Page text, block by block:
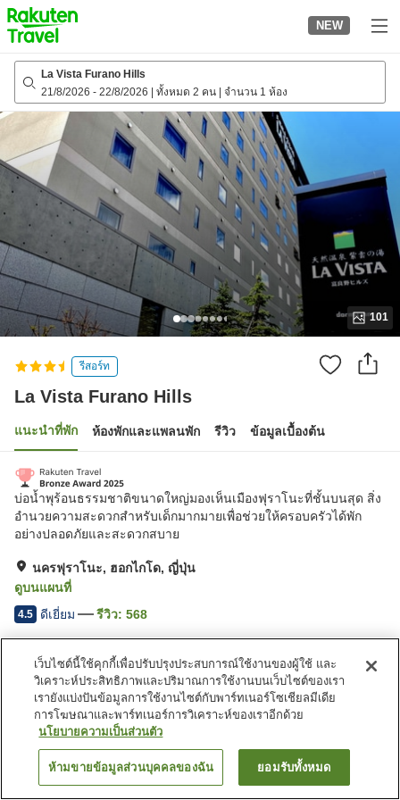
to
top
page
NEW
La Vista Furano Hills
21/8/2026 - 22/8/2026 ทั้งหมด 2 คน จำนวน 1 ห้อง
101
รีสอร์ท
La Vista Furano Hills
แนะนำที่พัก ห้องพักและแพลนพัก รีวิว ข้อมูลเบื้องต้น
บ่อน้ำพุร้อนธรรมชาติขนาดใหญ่มองเห็นเมืองฟุราโนะที่ชั้นบนสุด สิ่ง
อำนวยความสะดวกสำหรับเด็กมากมายเพื่อช่วยให้ครอบครัวได้พัก
อย่างปลอดภัยและสะดวกสบาย
นครฟุราโนะ, ฮอกไกโด, ญี่ปุ่น
ดูบนแผนที่
4.5 ดีเยี่ยม รีวิว: 568
สิ่งอำนวยความสะดวกในที่พัก
ที่จอดรถ
ซาวน่า
ร้านอาหาร
มุมอาหารว่างมื้อดึก
La Vista Furano Hills
ค้นหาห้องพัก
เว็บไซต์นี้ใช้คุกกี้เพื่อปรับปรุงประสบการณ์ใช้งานของผู้ใช้ และ
วิเคราะห์ประสิทธิภาพและปริมาณการใช้งานบนเว็บไซต์ของเรา
เรายังแบ่งปันข้อมูลการใช้งานไซต์กับพาร์ทเนอร์โซเชียลมีเดีย
การโฆษณาและพาร์ทเนอร์การวิเคราะห์ของเราอีกด้วย
นโยบายความเป็นส่วนตัว
ห้ามขายข้อมูลส่วนบุคคลของฉัน ยอมรับทั้งหมด